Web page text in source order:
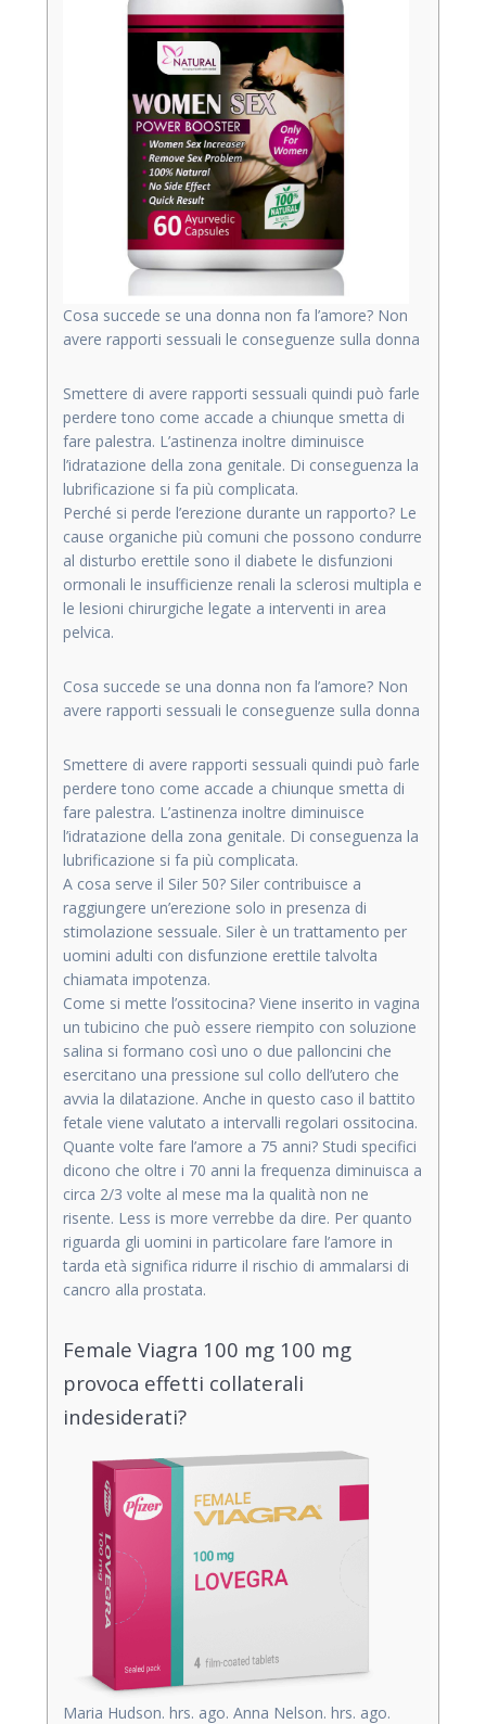
Cosa succede se una donna non fa l’amore? Non
avere rapporti sessuali le conseguenze sulla donna
Smettere di avere rapporti sessuali quindi può farle
perdere tono come accade a chiunque smetta di
fare palestra. L’astinenza inoltre diminuisce
l’idratazione della zona genitale. Di conseguenza la
lubrificazione si fa più complicata.
Perché si perde l’erezione durante un rapporto? Le
cause organiche più comuni che possono condurre
al disturbo erettile sono il diabete le disfunzioni
ormonali le insufficienze renali la sclerosi multipla e
le lesioni chirurgiche legate a interventi in area
pelvica.
Cosa succede se una donna non fa l’amore? Non
avere rapporti sessuali le conseguenze sulla donna
Smettere di avere rapporti sessuali quindi può farle
perdere tono come accade a chiunque smetta di
fare palestra. L’astinenza inoltre diminuisce
l’idratazione della zona genitale. Di conseguenza la
lubrificazione si fa più complicata.
A cosa serve il Siler 50? Siler contribuisce a
raggiungere un’erezione solo in presenza di
stimolazione sessuale. Siler è un trattamento per
uomini adulti con disfunzione erettile talvolta
chiamata impotenza.
Come si mette l’ossitocina? Viene inserito in vagina
un tubicino che può essere riempito con soluzione
salina si formano così uno o due palloncini che
esercitano una pressione sul collo dell’utero che
avvia la dilatazione. Anche in questo caso il battito
fetale viene valutato a intervalli regolari ossitocina.
Quante volte fare l’amore a 75 anni? Studi specifici
dicono che oltre i 70 anni la frequenza diminuisca a
circa 2/3 volte al mese ma la qualità non ne
risente. Less is more verrebbe da dire. Per quanto
riguarda gli uomini in particolare fare l’amore in
tarda età significa ridurre il rischio di ammalarsi di
cancro alla prostata.
Female Viagra 100 mg 100 mg
provoca effetti collaterali
indesiderati?
Maria Hudson. hrs. ago. Anna Nelson. hrs. ago.